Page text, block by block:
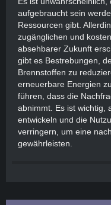
aufgebraucht sein
Ressourcen gibt.
zugänglichen und
absehbarer Zukunft
gibt es Bestrebungen,
Brennstoffen zu
erneuerbare Energien
führen, dass die
abnimmt. Es ist wichtig,
entwickeln und die
verringern, um eine
gewährleisten.